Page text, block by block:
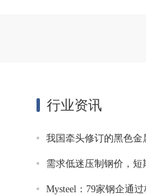
行业资讯
我国牵头修订的黑色金属材料热处理基础
需求低迷压制钢价，短期螺纹或仍
Mysteel：79家钢企通过极致